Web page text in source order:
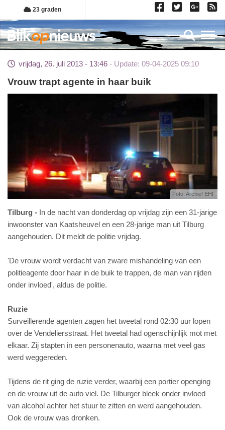
Overslaan
en
naar
de
gaan
23 graden
vrijdag, 26. juli 2013 - 13:46 Update: 09-04-2025 09:10
Vrouw trapt agente in haar buik
Foto: Archief EHF
Tilburg
In de nacht van donderdag op vrijdag zijn een 31-jarige
inwoonster van Kaatsheuvel en een 28-jarige man uit Tilburg
aangehouden. Dit meldt de politie vrijdag.
'De vrouw wordt verdacht van zware mishandeling van een
politieagente door haar in de buik te trappen, de man van rijden
onder invloed', aldus de politie.
Ruzie
Surveillerende agenten zagen het tweetal rond 02:30 uur lopen
over de Vendeliersstraat. Het tweetal had ogenschijnlijk mot met
elkaar. Zij stapten in een personenauto, waarna met veel gas
werd weggereden.
Tijdens de rit ging de ruzie verder, waarbij een portier openging
en de vrouw uit de auto viel. De Tilburger bleek onder invloed
van alcohol achter het stuur te zitten en werd aangehouden.
Ook de vrouw was dronken.